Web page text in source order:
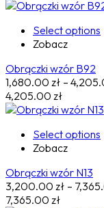
Select options
Zobacz
Obrączki wzór B92
1,680.00 zł –
4,205.00 zł
Select options
Zobacz
Obrączki wzór N13
3,200.00 zł –
7,365.00 zł